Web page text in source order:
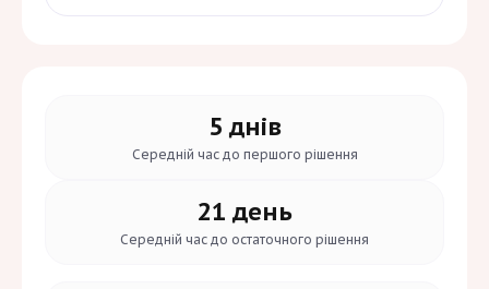
5 днів
Середній час до першого рішення
21 день
Середній час до остаточного рішення